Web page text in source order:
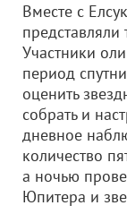
Вместе с
представляли
Участники
период
оценить
собрать и
дневное
количество
а ночью
Юпитера и